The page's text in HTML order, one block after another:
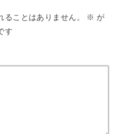
ことはありません。 ※ が
す